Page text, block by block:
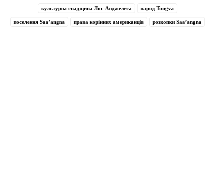
культурна спадщина Лос-Анджелеса народ Tongva
поселення Saa’angna права корінних американців розкопки Saa’angna